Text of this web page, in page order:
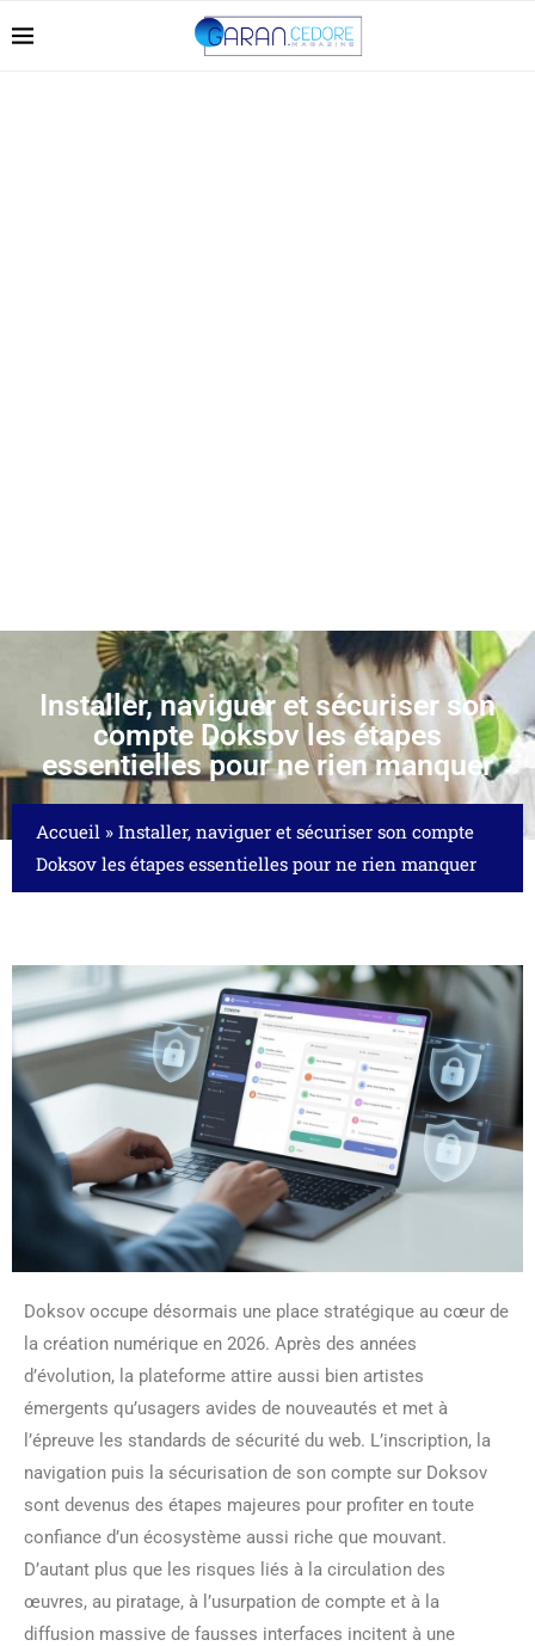
Installer, naviguer et sécuriser son
compte Doksov les étapes
essentielles pour ne rien manquer
Accueil » Installer, naviguer et sécuriser son compte
Doksov les étapes essentielles pour ne rien manquer
Doksov occupe désormais une place stratégique au cœur de
la création numérique en 2026. Après des années
d’évolution, la plateforme attire aussi bien artistes
émergents qu’usagers avides de nouveautés et met à
l’épreuve les standards de sécurité du web. L’inscription, la
navigation puis la sécurisation de son compte sur Doksov
sont devenus des étapes majeures pour profiter en toute
confiance d’un écosystème aussi riche que mouvant.
D’autant plus que les risques liés à la circulation des
œuvres, au piratage, à l’usurpation de compte et à la
diffusion massive de fausses interfaces incitent à une